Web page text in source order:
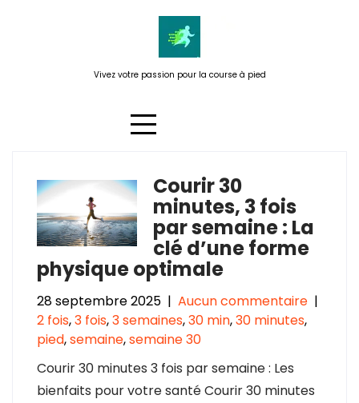
Vivez votre passion pour la course à pied
Catégorie : 3 semaines
Courir 30
minutes, 3 fois
par semaine : La
clé d’une forme
physique optimale
28 septembre 2025 | Aucun commentaire |
2 fois,3 fois,3 semaines,30 min,30 minutes,
pied,semaine,semaine 30
Courir 30 minutes 3 fois par semaine : Les
bienfaits pour votre santé Courir 30 minutes